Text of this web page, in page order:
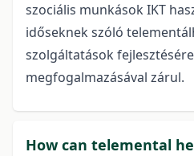
szociális munkások IKT
időseknek szóló
szolgáltatások
megfogalmazásával zárul.
How can telemental